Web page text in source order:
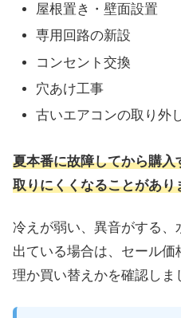
屋根置き・壁面設置
専用回路の新設
コンセント交換
穴あけ工事
古いエアコンの取り外
夏本番に故障してから購
取りにくくなることがあり
冷えが弱い、異音がする
出ている場合は、セール
理か買い替えかを確認しま